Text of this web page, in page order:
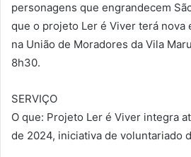
personagens que engrandecem
que o projeto Ler é Viver terá nova
na União de Moradores da Vila
8h30.
SERVIÇO
O que: Projeto Ler é Viver integra
de 2024, iniciativa de voluntariado